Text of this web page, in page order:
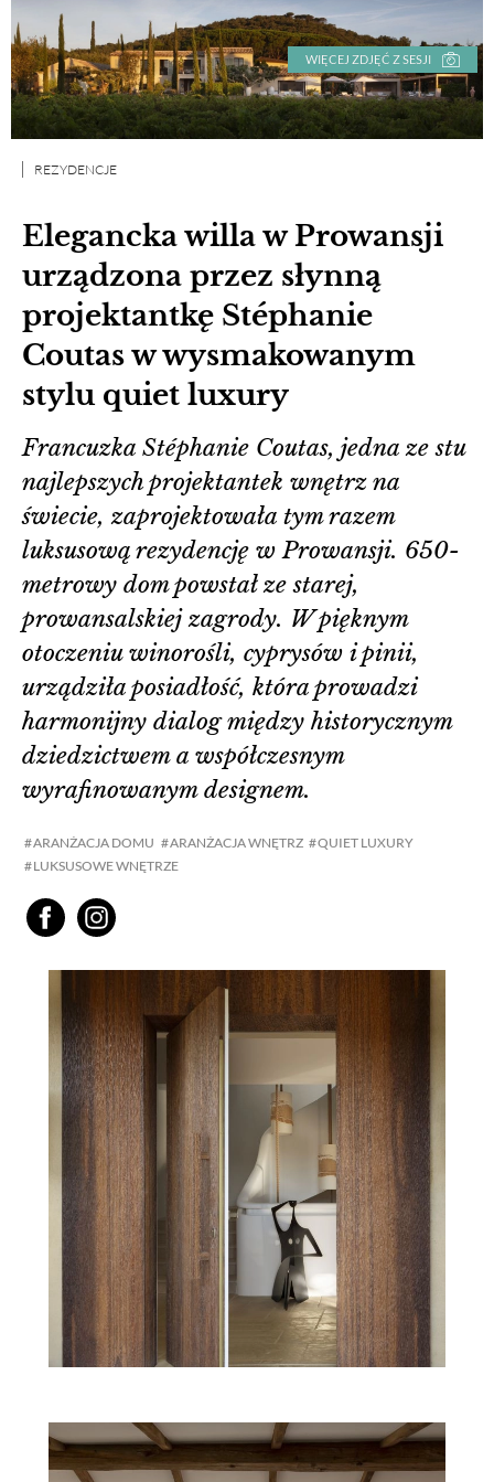
WIĘCEJ ZDJĘĆ Z SESJI
Elegancka willa w Prowansji
urządzona przez słynną
projektantkę Stéphanie
Coutas w wysmakowanym
stylu quiet luxury
REZYDENCJE
ARANŻACJA DOMU ARANŻACJA WNĘTRZ
QUIET LUXURY
LUKSUSOWE WNĘTRZE
Francuzka Stéphanie Coutas, jedna ze stu
najlepszych projektantek wnętrz na
świecie, zaprojektowała tym razem
luksusową rezydencję w Prowansji. 650-
metrowy dom powstał ze starej,
prowansalskiej zagrody. W pięknym
otoczeniu winorośli, cyprysów i pinii,
urządziła posiadłość, która prowadzi
harmonijny dialog między historycznym
dziedzictwem a współczesnym
wyrafinowanym designem.